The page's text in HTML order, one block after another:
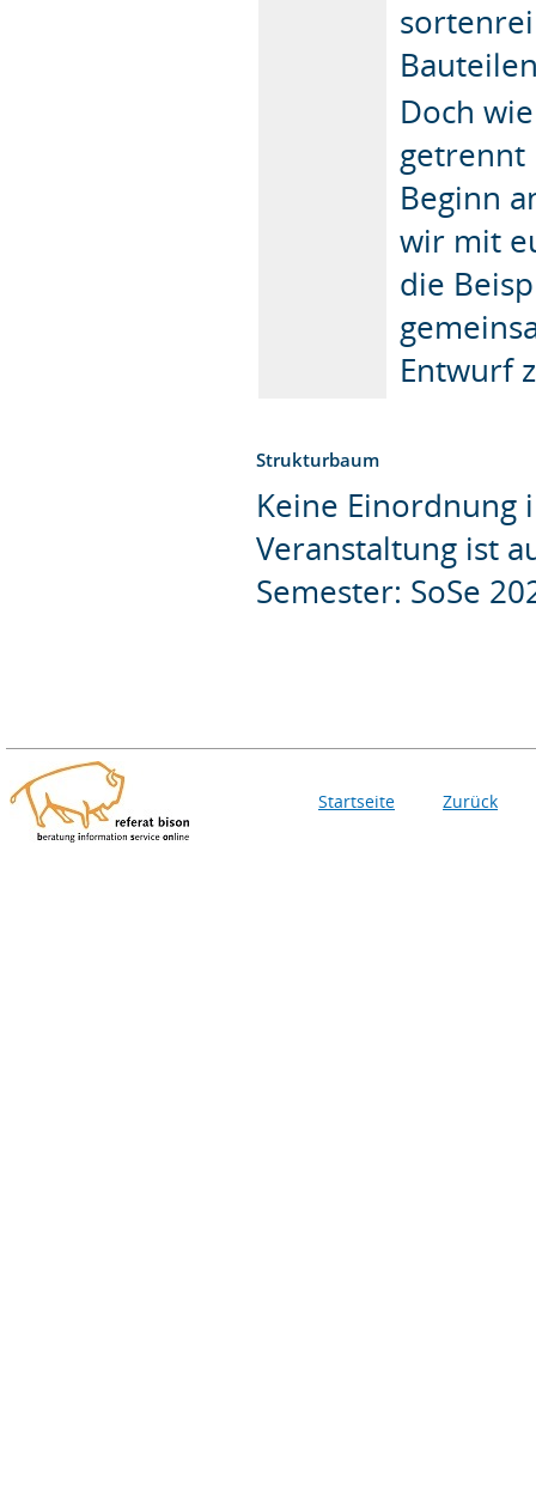
Doch
getrennt
Beginn
wir mit
die
Entwurf
Strukturbaum
Keine Einordnung
Veranstaltung ist
Semester: SoSe
Startseite Zurück